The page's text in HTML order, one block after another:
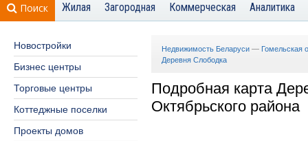
Поиск Жилая Загородная Коммерческая Аналитика
Новостройки
Бизнес центры
Торговые центры
Коттеджные поселки
Проекты домов
Недвижимость Беларуси — Гомельская
Деревня Слободка
Подробная карта
Октябрьского района